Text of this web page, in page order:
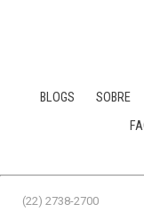
BLOGS SOBRE
(22) 2738-2700